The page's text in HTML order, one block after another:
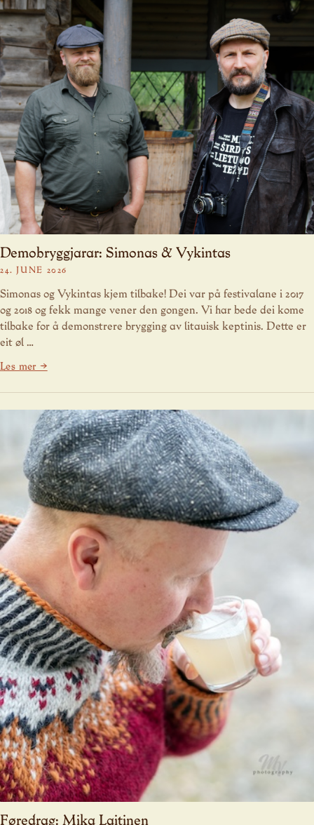
Demobryggjarar: Simonas & Vykintas
24. JUNE 2026
Simonas og Vykintas kjem tilbake! Dei var på festivalane i 2017
og 2018 og fekk mange vener den gongen. Vi har bede dei kome
tilbake for å demonstrere brygging av litauisk keptinis. Dette er
eit øl …
Les mer →
Føredrag: Mika Laitinen